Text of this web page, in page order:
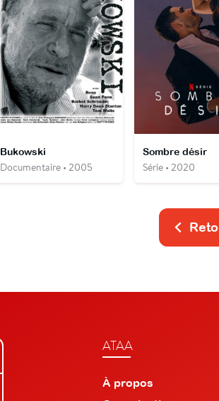
Bukowski
Documentaire • 2005
Sombre désir
Série • 2020
ATAA
À propos